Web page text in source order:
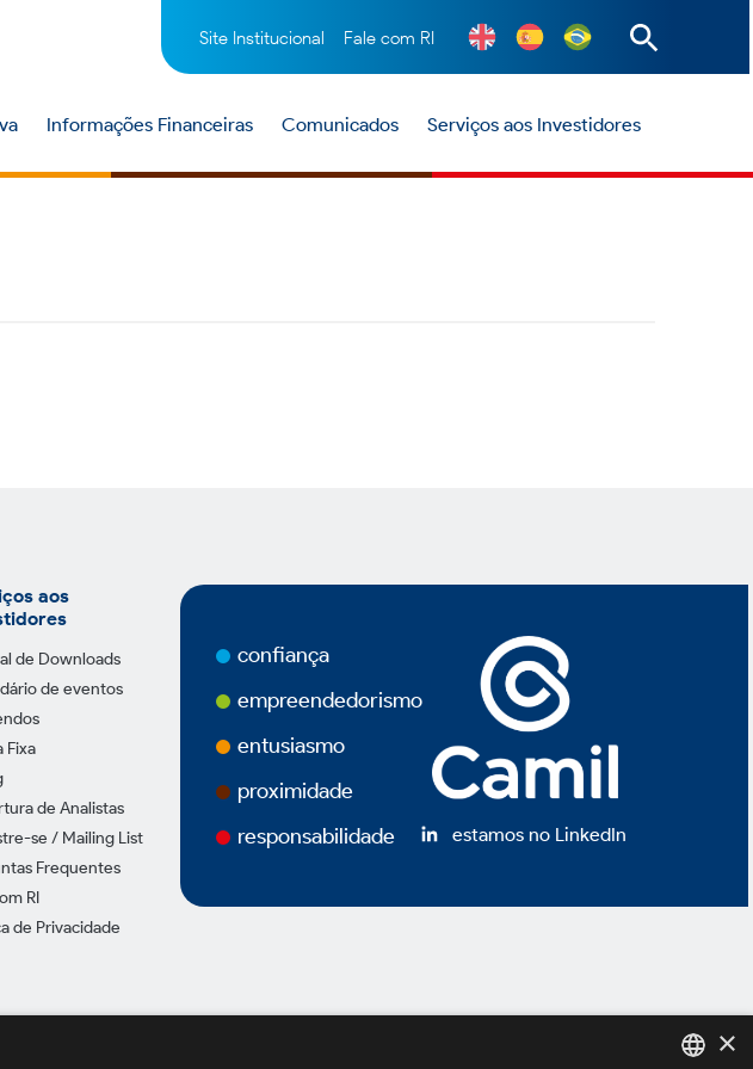
Site Institucional Fale com RI
Informações Financeiras Comunicados Serviços aos Investidores
aos
de Downloads
de eventos
Fixa
de Analistas
se / Mailing List
Frequentes
RI
de Privacidade
confiança
empreendedorismo
entusiasmo
proximidade
responsabilidade
estamos no LinkedIn
×